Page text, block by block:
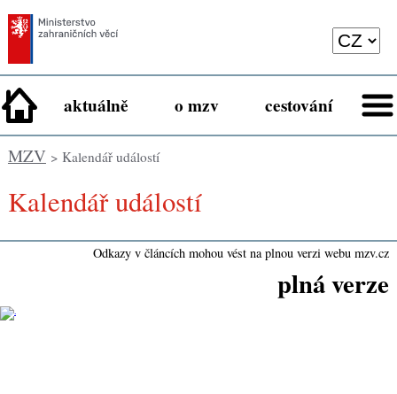
aktuálně o mzv cestování
MZV> Kalendář událostí
Kalendář událostí
Odkazy v článcích mohou vést na plnou verzi webu mzv.cz
plná verze